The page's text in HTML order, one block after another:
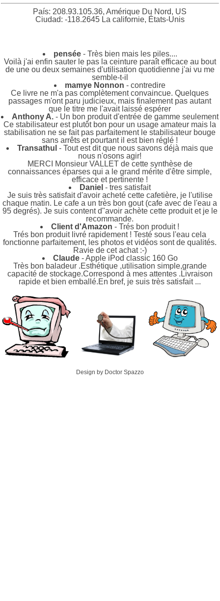
País: 208.93.105.36, Amérique Du Nord, US
Ciudad: -118.2645 La californie, États-Unis
pensée- Très bien mais les piles....
Voilà j'ai enfin sauter le pas la ceinture paraît efficace au bout
de une ou deux semaines d'utilisation quotidienne j'ai vu me
semble-t-il
mamye Nonnon - contredire
Ce livre ne m'a pas complètement convaincue. Quelques
passages m'ont paru judicieux, mais finalement pas autant
que le titre me l'avait laissé espérer
Anthony A. - Un bon produit d'entrée de gamme seulement
Ce stabilisateur est plutôt bon pour un usage amateur mais la
stabilisation ne se fait pas parfaitement le stabilisateur bouge
sans arrêts et pourtant il est bien réglé !
Transathul - Tout est dit que nous savons déjà mais que
nous n'osons agir!
MERCI Monsieur VALLET de cette synthèse de
connaissances éparses qui a le grand mérite d'être simple,
efficace et pertinente !
Daniel - tres satisfait
Je suis très satisfait d'avoir acheté cette cafetière, je l'utilise
chaque matin. Le cafe a un très bon gout (cafe avec de l'eau a
95 degrés). Je suis content d"avoir achète cette produit et je le
recommande.
Client d'Amazon - Trés bon produit !
Trés bon produit livré rapidement ! Testé sous l'eau cela
fonctionne parfaitement, les photos et vidéos sont de qualités.
Ravie de cet achat :-)
Claude- Apple iPod classic 160 Go
Très bon baladeur .Esthétique ,utilisation simple,grande
capacité de stockage.Correspond à mes attentes .Livraison
rapide et bien emballé.En bref, je suis très satisfait ...
Design by Doctor Spazzo